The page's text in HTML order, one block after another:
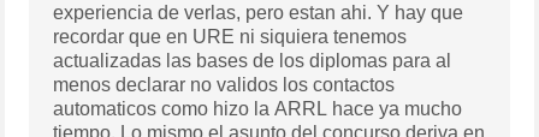
experiencia de verlas, pero estan ahi. Y hay que
recordar que en URE ni siquiera tenemos
actualizadas las bases de los diplomas para al
menos declarar no validos los contactos
automaticos como hizo la ARRL hace ya mucho
tiempo. Lo mismo el asunto del concurso deriva en